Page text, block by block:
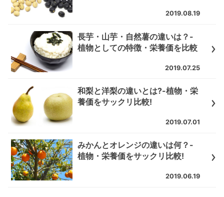
2019.08.19
長芋・山芋・自然薯の違いは？-
植物としての特徴・栄養価を比較
2019.07.25
和梨と洋梨の違いとは?-植物・栄
養価をサックリ比較!
2019.07.01
みかんとオレンジの違いは何？-
植物・栄養価をサックリ比較!
2019.06.19